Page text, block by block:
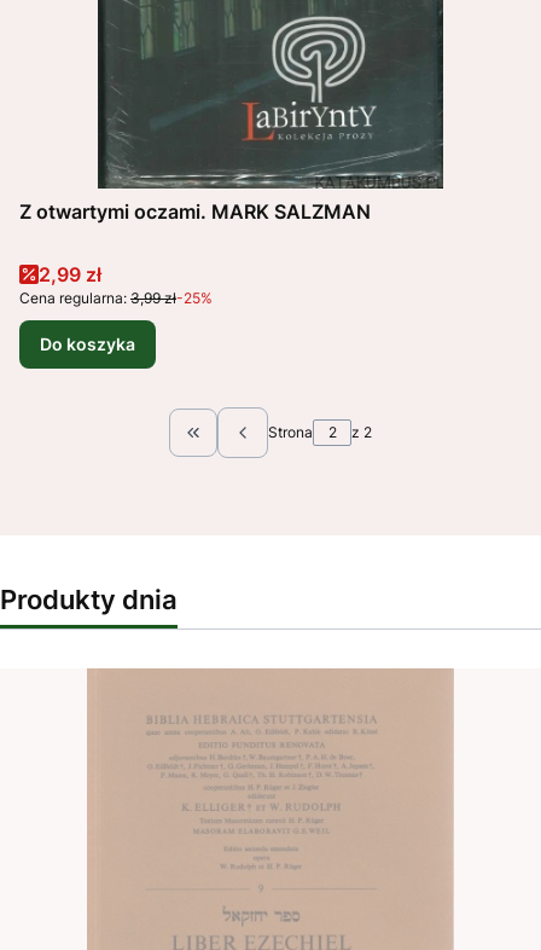
Z otwartymi oczami. MARK SALZMAN
Cena promocyjna
2,99 zł
Cena regularna: 3,99 zł-25%
Do koszyka
Wróć do pierwszej strony z produktami
Strona z 2
Produkty dnia